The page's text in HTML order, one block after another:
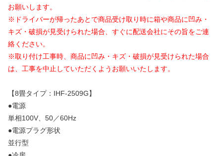
お願いします。
※ドライバーが帰ったあとで商品受け取り時に箱や商品に凹み・
キズ・破損が見受けられた場合、すぐに配送会社にその旨をご連
絡ください。
※取り付け工事時、商品に凹み・キズ・破損が見受けられた場合
は、工事を中止していただくようお願いいたします。
【8畳タイプ：IHF-2509G】
●電源
単相100V、50／60Hz
●電源プラグ形状
並行型